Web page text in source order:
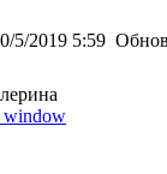
5/2019 5:59